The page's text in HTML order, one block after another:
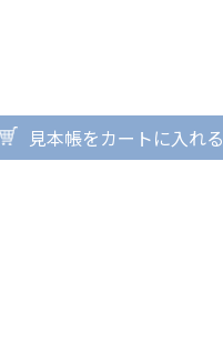
見本帳をカートに入れる